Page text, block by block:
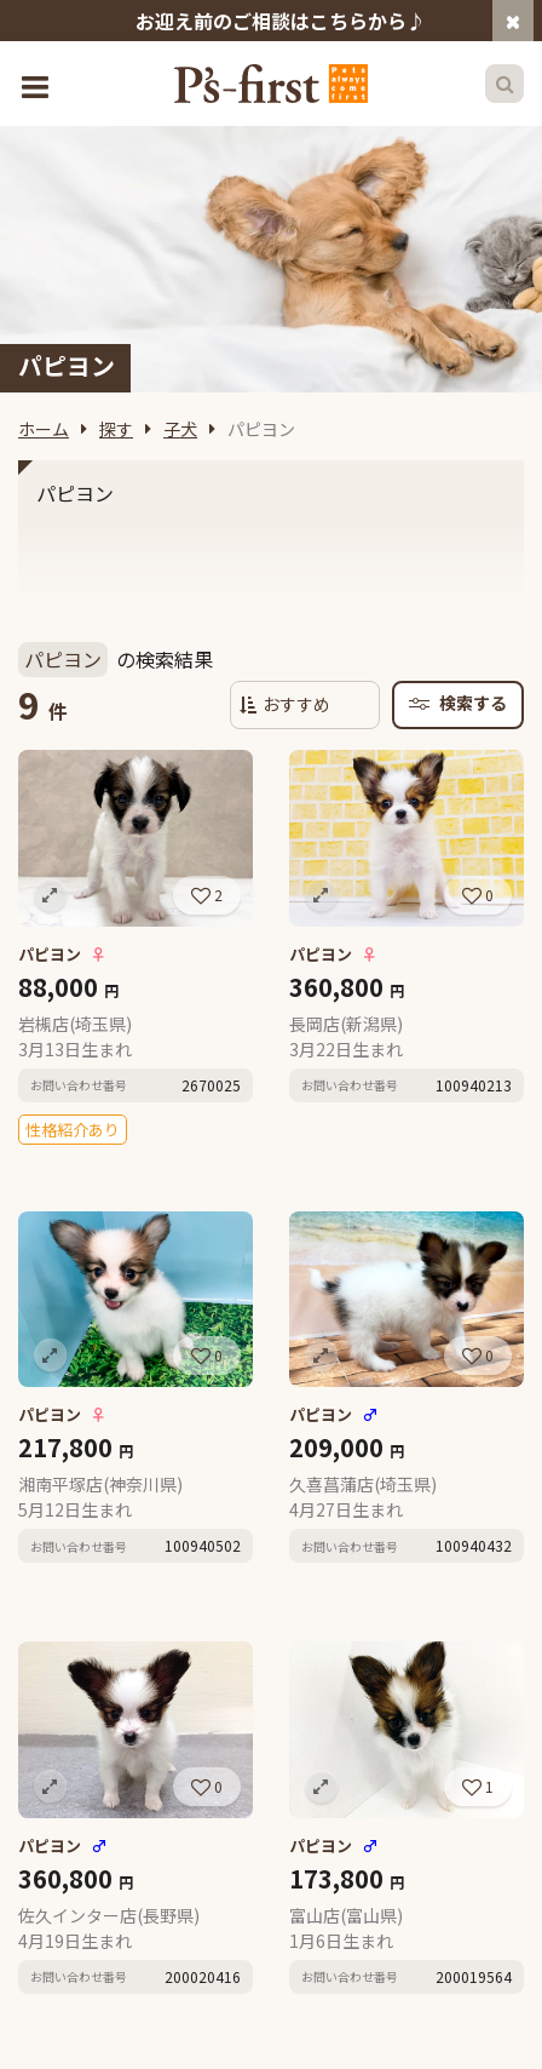
お迎え前のご相談はこちらから♪
パピヨン
ホーム 探す 子犬 パピヨン
パピヨン
パピヨン の検索結果
9 件 検索する
2
パピヨン ♀
88,000 円
岩槻店(埼玉県)
3月13日生まれ
お問い合わせ番号 2670025
性格紹介あり
0
パピヨン ♀
360,800 円
長岡店(新潟県)
3月22日生まれ
お問い合わせ番号 100940213
0
パピヨン ♀
217,800 円
湘南平塚店(神奈川県)
5月12日生まれ
お問い合わせ番号 100940502
0
パピヨン ♂
209,000 円
久喜菖蒲店(埼玉県)
4月27日生まれ
お問い合わせ番号 100940432
0
パピヨン ♂
360,800 円
佐久インター店(長野県)
4月19日生まれ
お問い合わせ番号 200020416
1
パピヨン ♂
173,800 円
富山店(富山県)
1月6日生まれ
お問い合わせ番号 200019564